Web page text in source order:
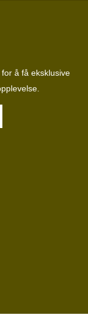
for å få eksklusive